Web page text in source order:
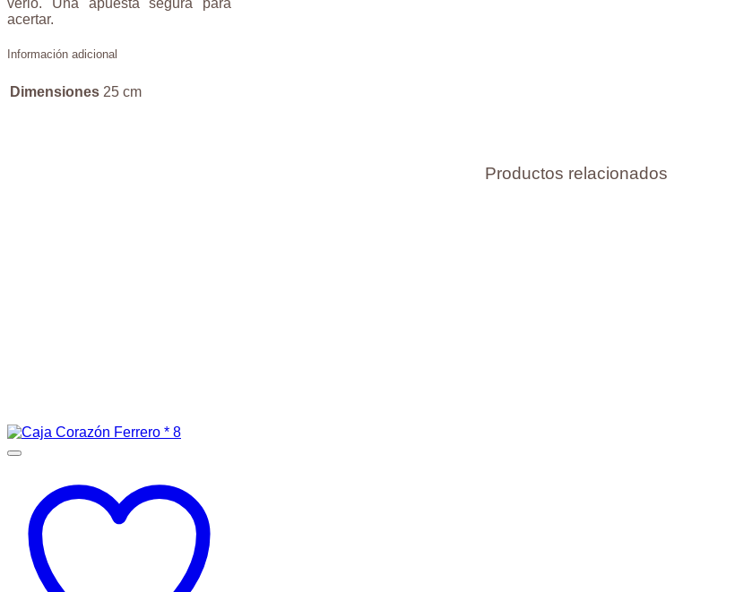
verlo. Una apuesta segura para
acertar.
Información adicional
Dimensiones 25 cm
Productos relacionados